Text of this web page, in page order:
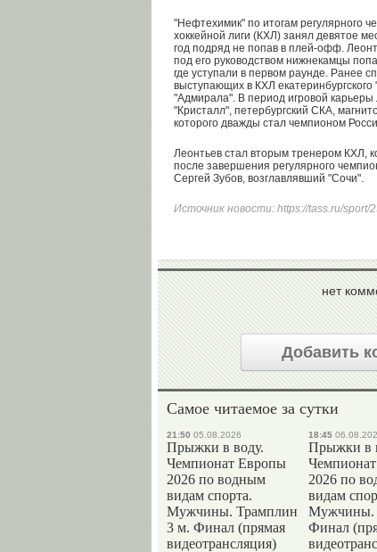
"Нефтехимик" по итогам регулярного
хоккейной лиги (КХЛ) занял девятое
год подряд не попав в плей-офф.
под его руководством нижнекамцы
где уступали в первом раунде. Ранее
выступающих в КХЛ екатеринбургского
"Адмирала". В период игровой карьеры
"Кристалл", петербургский СКА,
которого дважды стал чемпионом
Леонтьев стал вторым тренером КХЛ,
после завершения регулярного
Сергей Зубов, возглавлявший "Сочи".
Источник новости: https://tass.ru/sport/
нет
Добавить
Самое читаемое за сутки
21:50 05.08.2026
Прыжки в воду.
Чемпионат Европы
2026 по водным
видам спорта.
Мужчины. Трамплин
3 м. Финал (прямая
видеотрансляция)
18:45
Прыжки в
2026 по
видам
Мужчины.
Финал